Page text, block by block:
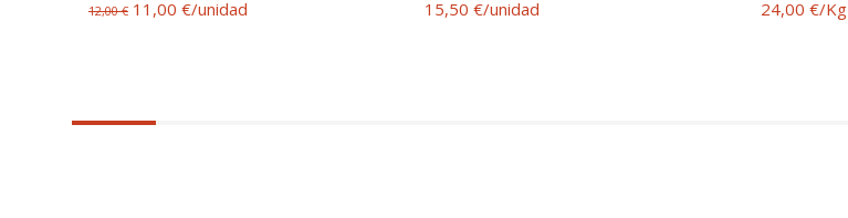
12,00 € 11,00 €/unidad 15,50 €/unidad 24,00 €/Kg
6.25%